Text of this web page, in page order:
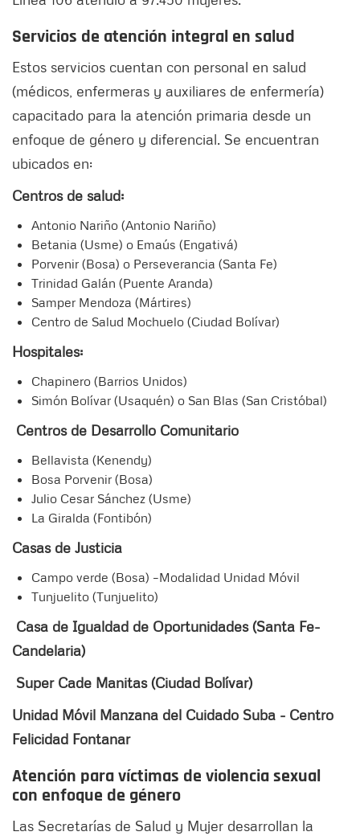
Servicios de atención integral en salud
Estos servicios cuentan con personal en salud
(médicos, enfermeras y auxiliares de enfermería)
capacitado para la atención primaria desde un
enfoque de género y diferencial. Se encuentran
ubicados en:
Centros de salud:
Antonio Nariño (Antonio Nariño)
Betania (Usme) o Emaús (Engativá)
Porvenir (Bosa) o Perseverancia (Santa Fe)
Trinidad Galán (Puente Aranda)
Samper Mendoza (Mártires)
Centro de Salud Mochuelo (Ciudad Bolívar)
Hospitales:
Chapinero (Barrios Unidos)
Simón Bolívar (Usaquén) o San Blas (San Cristóbal)
Centros de Desarrollo Comunitario
Bellavista (Kenendy)
Bosa Porvenir (Bosa)
Julio Cesar Sánchez (Usme)
La Giralda (Fontibón)
Casas de Justicia
Campo verde (Bosa) –Modalidad Unidad Móvil
Tunjuelito (Tunjuelito)
Casa de Igualdad de Oportunidades (Santa Fe-
Candelaria)
Super Cade Manitas (Ciudad Bolívar)
Unidad Móvil Manzana del Cuidado Suba - Centro
Felicidad Fontanar
Atención para víctimas de violencia sexual
con enfoque de género
Las Secretarías de Salud y Mujer desarrollan la